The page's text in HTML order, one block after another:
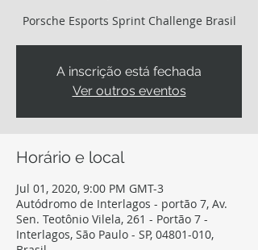
Porsche Esports Sprint Challenge Brasil
A inscrição está fechada
Ver outros eventos
Horário e local
Jul 01, 2020, 9:00 PM GMT-3
Autódromo de Interlagos - portão 7, Av.
Sen. Teotônio Vilela, 261 - Portão 7 -
Interlagos, São Paulo - SP, 04801-010,